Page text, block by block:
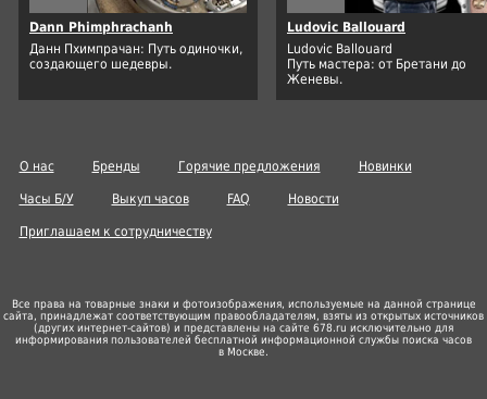
Dann Phimphrachanh
Данн Пхимпрачан: Путь одиночки,
создающего шедевры.
Ludovic Ballouard
Ludovic Ballouard
Путь мастера: от Бретани до
Женевы.
О нас Бренды Горячие предложения Новинки
Часы Б/У Выкуп часов FAQ Новости
Приглашаем к сотрудничеству
Все права на товарные знаки и фотоизображения, используемые на данной странице
сайта, принадлежат соответствующим правообладателям, взяты из открытых источников
(других интернет-сайтов) и представлены на сайте 678.ru исключительно для
информирования пользователей бесплатной информационной службы поиска часов
в Москве.